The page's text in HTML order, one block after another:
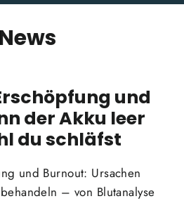
News
und
der Akku leer
du schläfst
und Burnout: Ursachen
– von Blutanalyse